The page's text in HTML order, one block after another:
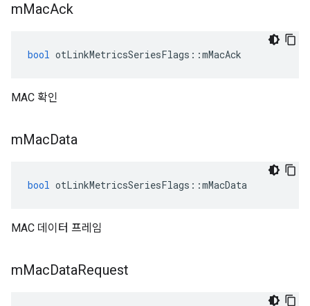
mMacAck
bool otLinkMetricsSeriesFlags ::mMacAck
MAC 확인
mMacData
bool otLinkMetricsSeriesFlags ::mMacData
MAC 데이터 프레임
mMacDataRequest